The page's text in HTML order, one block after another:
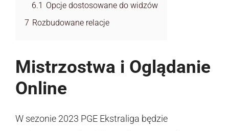
6.1 Opcje dostosowane do widzów
7 Rozbudowane relacje
Mistrzostwa i Oglądanie
Online
W sezonie 2023 PGE Ekstraliga będzie